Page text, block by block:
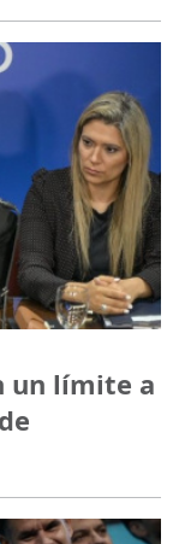
un límite a